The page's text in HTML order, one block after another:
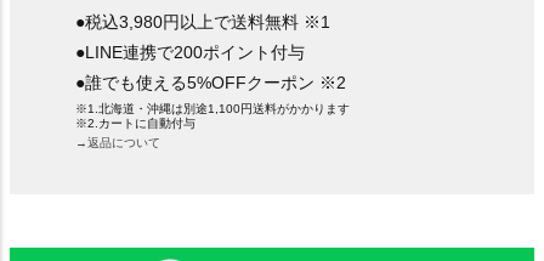
●税込3,980円以上で送料無料 ※1
●LINE連携で200ポイント付与
●誰でも使える5%OFFクーポン ※2
※1.北海道・沖縄は別途1,100円送料がかかります
※2.カートに自動付与
→返品について